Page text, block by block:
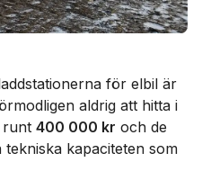
för elbil är
aldrig att hitta i
runt 400 000 kr och de
kapaciteten som